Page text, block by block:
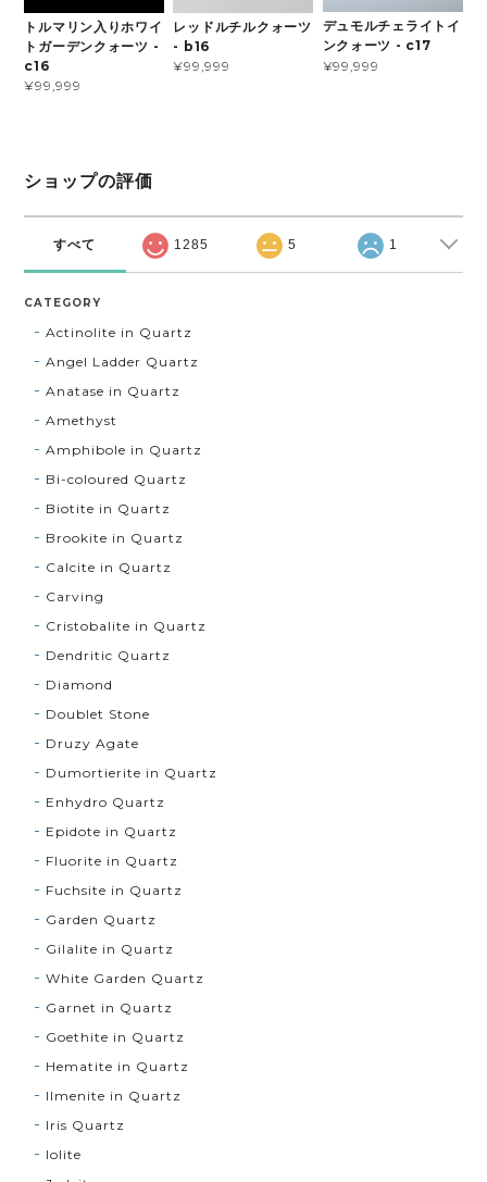
トルマリン入りホワイ
トガーデンクォーツ -
c16
¥99,999
レッドルチルクォーツ
- b16
¥99,999
デュモルチェライトイ
ンクォーツ - c17
¥99,999
ショップの評価
すべて 1285 5 1
CATEGORY
Actinolite in Quartz
Angel Ladder Quartz
Anatase in Quartz
Amethyst
Amphibole in Quartz
Bi-coloured Quartz
Biotite in Quartz
Brookite in Quartz
Calcite in Quartz
Carving
Cristobalite in Quartz
Dendritic Quartz
Diamond
Doublet Stone
Druzy Agate
Dumortierite in Quartz
Enhydro Quartz
Epidote in Quartz
Fluorite in Quartz
Fuchsite in Quartz
Garden Quartz
Gilalite in Quartz
White Garden Quartz
Garnet in Quartz
Goethite in Quartz
Hematite in Quartz
Ilmenite in Quartz
Iris Quartz
Iolite